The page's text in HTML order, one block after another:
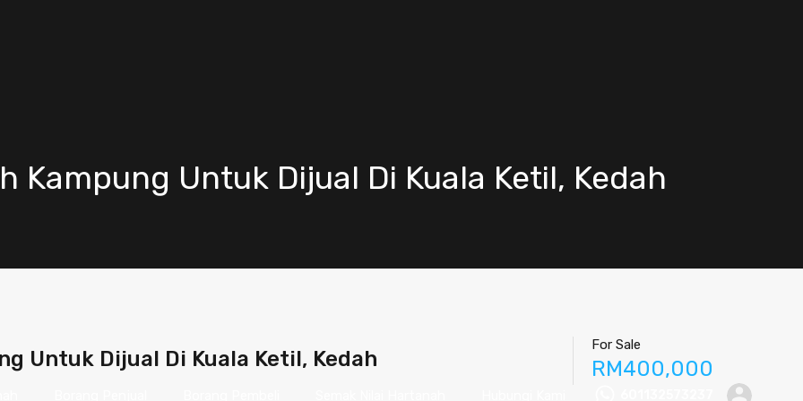
Kampung Untuk Dijual Di Kuala Ketil, Kedah
Untuk Dijual Di Kuala Ketil, Kedah
For Sale
RM400,000